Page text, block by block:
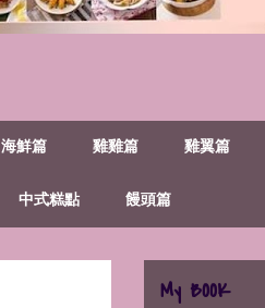
海鮮篇 雞雞篇 雞翼篇
中式糕點 饅頭篇
My BOOK